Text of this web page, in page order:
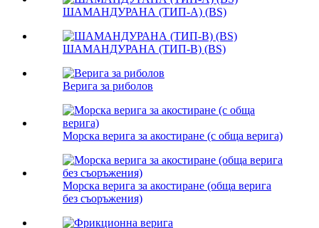
ШАМАНДУРАНА (ТИП-A) (BS)
ШАМАНДУРАНА (ТИП-B) (BS)
Верига за риболов
Морска верига за акостиране (с обща верига)
Морска верига за акостиране (обща верига
без съоръжения)